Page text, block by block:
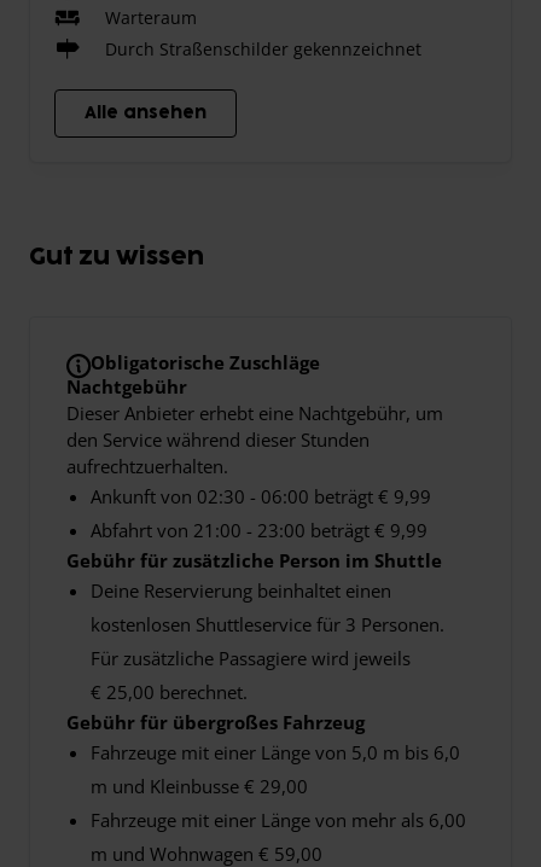
Warteraum
Durch Straßenschilder gekennzeichnet
Alle ansehen
Gut zu wissen
Obligatorische Zuschläge
Nachtgebühr
Dieser Anbieter erhebt eine Nachtgebühr, um
den Service während dieser Stunden
aufrechtzuerhalten.
Ankunft von 02:30 - 06:00 beträgt € 9,99
Abfahrt von 21:00 - 23:00 beträgt € 9,99
Gebühr für zusätzliche Person im Shuttle
Deine Reservierung beinhaltet einen
kostenlosen Shuttleservice für 3 Personen.
Für zusätzliche Passagiere wird jeweils
€ 25,00 berechnet.
Gebühr für übergroßes Fahrzeug
Fahrzeuge mit einer Länge von 5,0 m bis 6,0
m und Kleinbusse € 29,00
Fahrzeuge mit einer Länge von mehr als 6,00
m und Wohnwagen € 59,00